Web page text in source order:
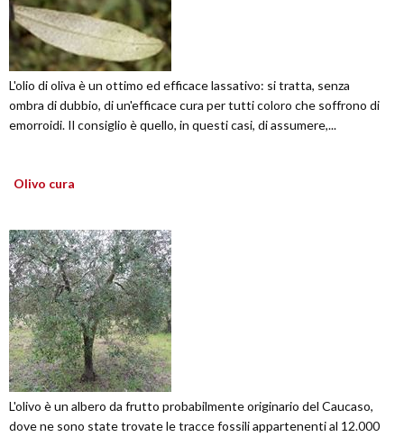
L'olio di oliva è un ottimo ed efficace lassativo: si tratta, senza
ombra di dubbio, di un'efficace cura per tutti coloro che soffrono di
emorroidi. Il consiglio è quello, in questi casi, di assumere,...
Olivo cura
L'olivo è un albero da frutto probabilmente originario del Caucaso,
dove ne sono state trovate le tracce fossili appartenenti al 12.000